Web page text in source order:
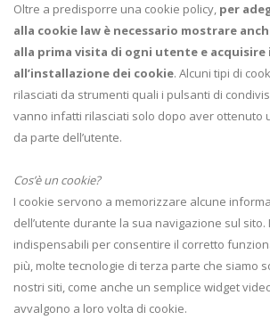
Oltre a predisporre una cookie policy, per
alla cookie law è necessario mostrare
alla prima visita di ogni utente e acquisire
all’installazione dei cookie. Alcuni tipi di
rilasciati da strumenti quali i pulsanti di
vanno infatti rilasciati solo dopo aver ottenuto
da parte dell’utente.
Cos’è un cookie?
I cookie servono a memorizzare alcune
dell’utente durante la sua navigazione sul sito.
indispensabili per consentire il corretto
più, molte tecnologie di terza parte che siamo
nostri siti, come anche un semplice widget
avvalgono a loro volta di cookie.